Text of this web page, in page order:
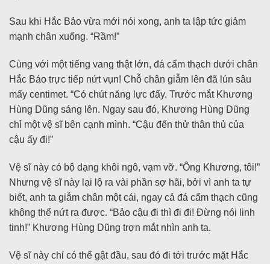
Sau khi Hắc Bảo vừa mới nói xong, anh ta lập tức giảm
mạnh chân xuống. “Rầm!”
Cùng với một tiếng vang thật lớn, đá cẩm thạch dưới chân
Hắc Báo trực tiếp nứt vụn! Chỗ chân giẫm lên đã lún sâu
mấy centimet. “Có chút năng lực đấy. Trước mắt Khương
Hùng Dũng sáng lên. Ngay sau đó, Khương Hùng Dũng
chỉ một vệ sĩ bên cạnh mình. “Cậu đến thử thân thủ của
cậu ấy đi!”
Vệ sĩ này có bộ dạng khôi ngô, vạm vỡ. “Ông Khương, tôi!”
Nhưng vệ sĩ này lại lộ ra vài phần sợ hãi, bởi vì anh ta tự
biết, anh ta giẫm chân một cái, ngay cả đá cẩm thạch cũng
không thể nứt ra được. “Bảo cậu đi thì đi đi! Đừng nói linh
tinh!” Khương Hùng Dũng trợn mắt nhìn anh ta.
Vệ sĩ này chỉ có thể gật đầu, sau đó đi tới trước mặt Hắc